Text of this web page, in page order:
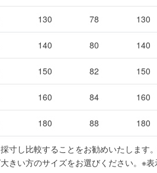
130 78 130
140 80 140
150 82 150
160 84 160
180 88 180
寸し比較することをお勧めいたしま
きい方のサイズをお選びください。 ※表